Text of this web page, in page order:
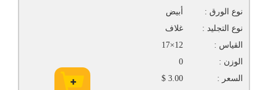
نوع الورق :
أبيض
نوع التجليد :
غلاف
القياس :
12×17
الوزن :
0
السعر :
3.00 $